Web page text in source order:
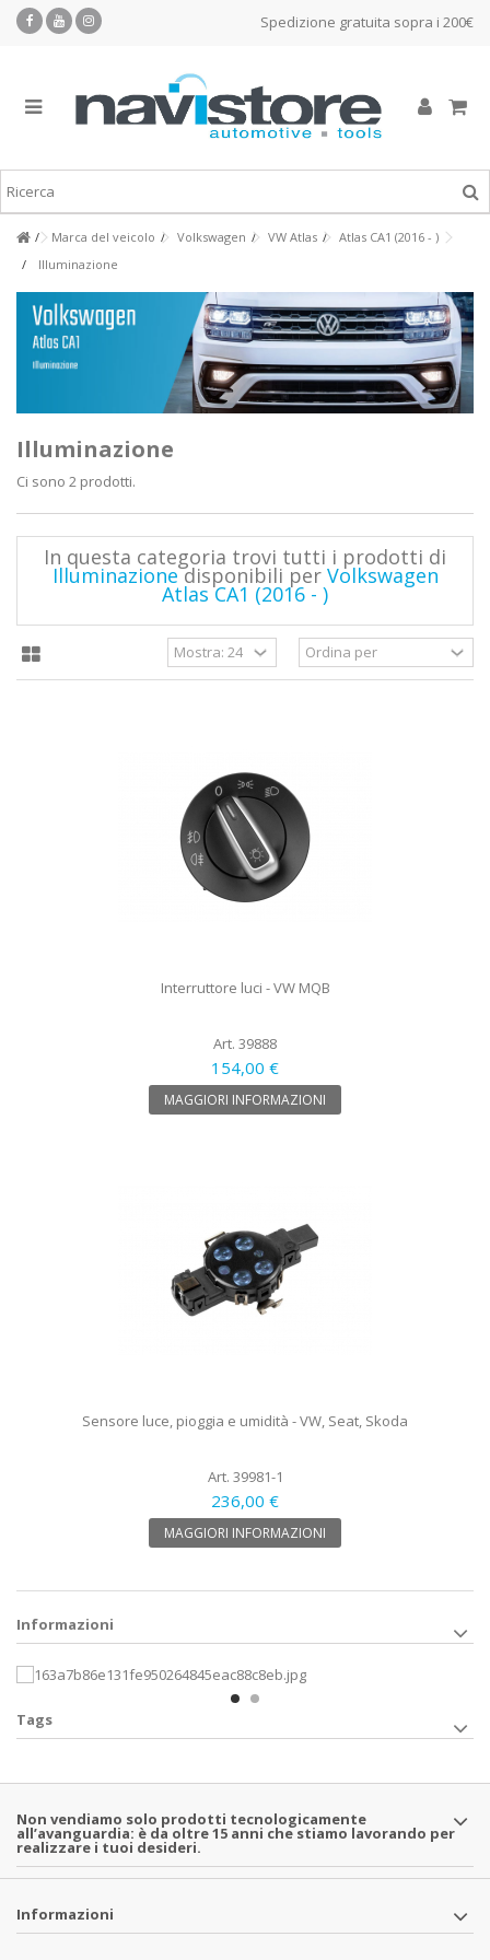
Spedizione gratuita sopra i 200€
Marca del veicolo Volkswagen VW Atlas
Atlas CA1 (2016 - )
Illuminazione
Illuminazione
Ci sono 2 prodotti.
In questa categoria trovi tutti i prodotti di
Illuminazionedisponibili per Volkswagen
Atlas CA1 (2016 - )
Interruttore luci - VW MQB
Art. 39888
154,00 €
MAGGIORI INFORMAZIONI
Sensore luce, pioggia e umidità - VW, Seat, Skoda
Art. 39981-1
236,00 €
MAGGIORI INFORMAZIONI
Informazioni
Tags
Non vendiamo solo prodotti tecnologicamente
all’avanguardia: è da oltre 15 anni che stiamo lavorando per
realizzare i tuoi desideri.
Informazioni